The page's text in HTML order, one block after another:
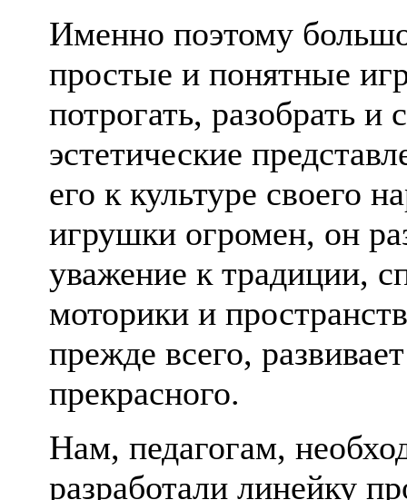
Именно поэтому
простые и понятные
потрогать, разобрать и
эстетические
его к культуре своего
игрушки огромен, он
уважение к традиции,
моторики и
прежде всего,
прекрасного.
Нам, педагогам,
разработали линейку